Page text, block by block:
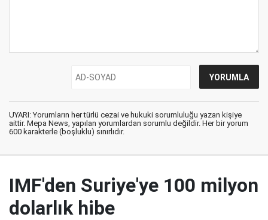
UYARI: Yorumların her türlü cezai ve hukuki sorumluluğu yazan kişiye
aittir. Mepa News, yapılan yorumlardan sorumlu değildir. Her bir yorum
600 karakterle (boşluklu) sınırlıdır.
IMF'den Suriye'ye 100 milyon
dolarlık hibe